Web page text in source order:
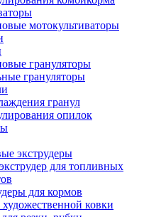
мотокультиваторы
грануляторы
грануляторы
гранул
опилок
экструдеры
для топливных
для кормов
ковки